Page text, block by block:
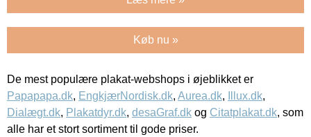
Køb nu »
De mest populære plakat-webshops i øjeblikket er
Papapapa.dk, EngkjærNordisk.dk, Aurea.dk, Illux.dk,
Dialægt.dk, Plakatdyr.dk, desaGraf.dk og Citatplakat.dk, som
alle har et stort sortiment til gode priser.